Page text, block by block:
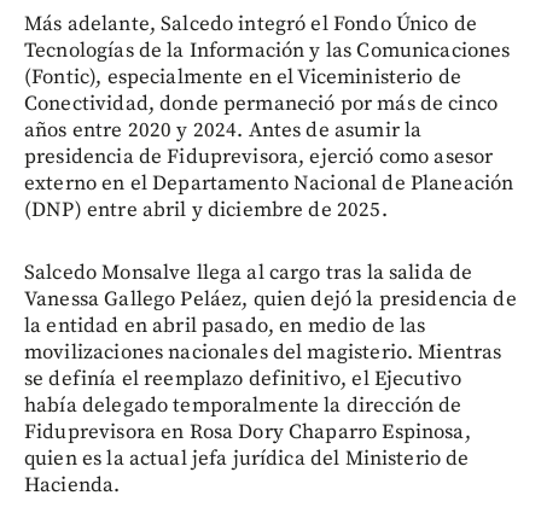
Más adelante, Salcedo integró el Fondo Único de
Tecnologías de la Información y las Comunicaciones
(Fontic), especialmente en el Viceministerio de
Conectividad, donde permaneció por más de cinco
años entre 2020 y 2024. Antes de asumir la
presidencia de Fiduprevisora, ejerció como asesor
externo en el Departamento Nacional de Planeación
(DNP) entre abril y diciembre de 2025.
Salcedo Monsalve llega al cargo tras la salida de
Vanessa Gallego Peláez, quien dejó la presidencia de
la entidad en abril pasado, en medio de las
movilizaciones nacionales del magisterio. Mientras
se definía el reemplazo definitivo, el Ejecutivo
había delegado temporalmente la dirección de
Fiduprevisora en Rosa Dory Chaparro Espinosa,
quien es la actual jefa jurídica del Ministerio de
Hacienda.